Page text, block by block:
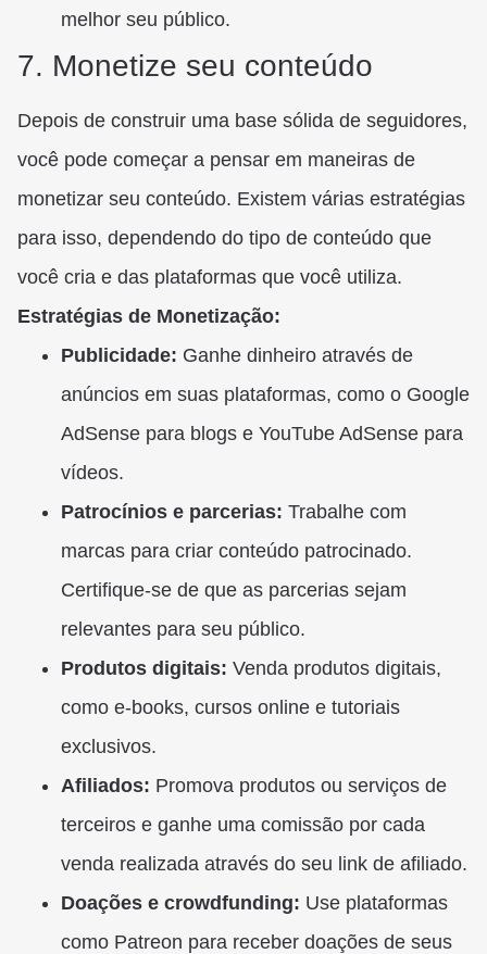
melhor seu público.
7. Monetize seu conteúdo
Depois de construir uma base sólida de seguidores,
você pode começar a pensar em maneiras de
monetizar seu conteúdo. Existem várias estratégias
para isso, dependendo do tipo de conteúdo que
você cria e das plataformas que você utiliza.
Estratégias de Monetização:
Publicidade: Ganhe dinheiro através de
anúncios em suas plataformas, como o Google
AdSense para blogs e YouTube AdSense para
vídeos.
Patrocínios e parcerias: Trabalhe com
marcas para criar conteúdo patrocinado.
Certifique-se de que as parcerias sejam
relevantes para seu público.
Produtos digitais: Venda produtos digitais,
como e-books, cursos online e tutoriais
exclusivos.
Afiliados: Promova produtos ou serviços de
terceiros e ganhe uma comissão por cada
venda realizada através do seu link de afiliado.
Doações e crowdfunding: Use plataformas
como Patreon para receber doações de seus